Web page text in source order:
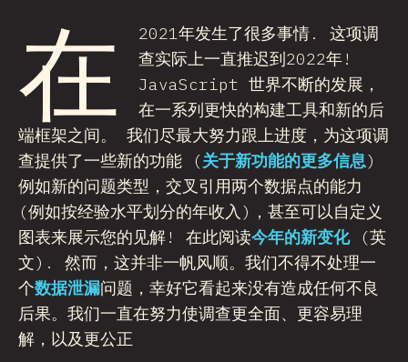
在
2021年发生了很多事情. 这项调
查实际上一直推迟到2022年!
JavaScript 世界不断的发展，
在一系列更快的构建工具和新的后
端框架之间。 我们尽最大努力跟上进度，为这项调
查提供了一些新的功能 (关于新功能的更多信息)
例如新的问题类型，交叉引用两个数据点的能力
(例如按经验水平划分的年收入)，甚至可以自定义
图表来展示您的见解! 在此阅读今年的新变化(英
文). 然而，这并非一帆风顺。我们不得不处理一
个数据泄漏问题，幸好它看起来没有造成任何不良
后果。我们一直在努力使调查更全面、更容易理
解，以及更公正